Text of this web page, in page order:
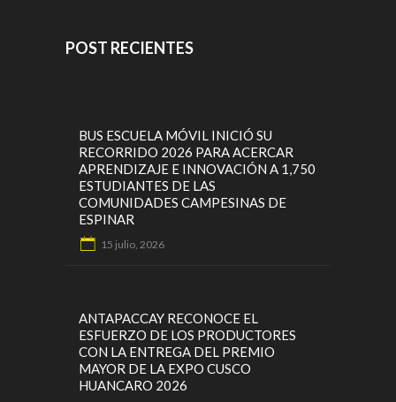
POST RECIENTES
BUS ESCUELA MÓVIL INICIÓ SU
RECORRIDO 2026 PARA ACERCAR
APRENDIZAJE E INNOVACIÓN A 1,750
ESTUDIANTES DE LAS
COMUNIDADES CAMPESINAS DE
ESPINAR
15 julio, 2026
ANTAPACCAY RECONOCE EL
ESFUERZO DE LOS PRODUCTORES
CON LA ENTREGA DEL PREMIO
MAYOR DE LA EXPO CUSCO
HUANCARO 2026